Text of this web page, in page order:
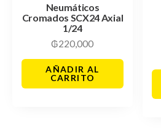
Neumáticos
Cromados SCX24 Axial
1/24
₲220,000
AÑADIR AL
CARRITO